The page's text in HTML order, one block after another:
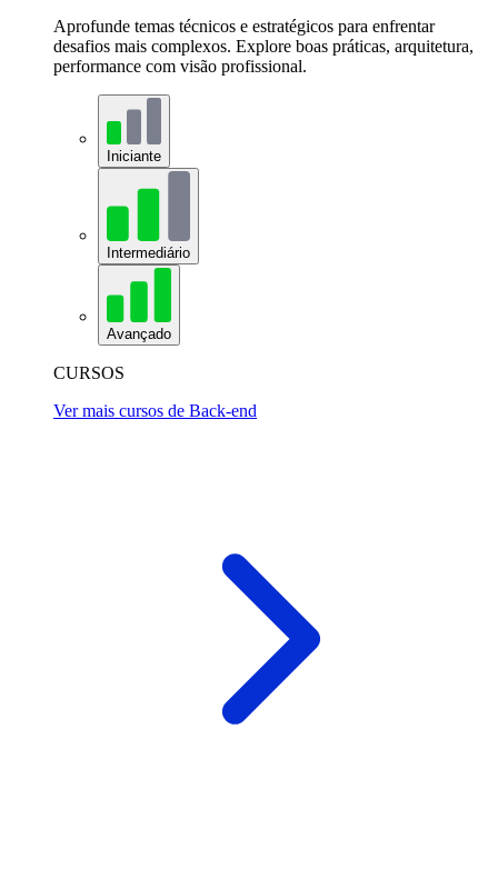
Aprofunde temas técnicos e estratégicos para enfrentar
desafios mais complexos. Explore boas práticas, arquitetura,
performance com visão profissional.
Iniciante
Intermediário
Avançado
CURSOS
Ver mais cursos de Back-end